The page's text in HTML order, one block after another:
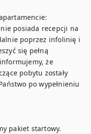
posiada recepcji na
poprzez infolinię i
się pełną
że
pobytu zostały
po wypełnieniu
pakiet startowy.